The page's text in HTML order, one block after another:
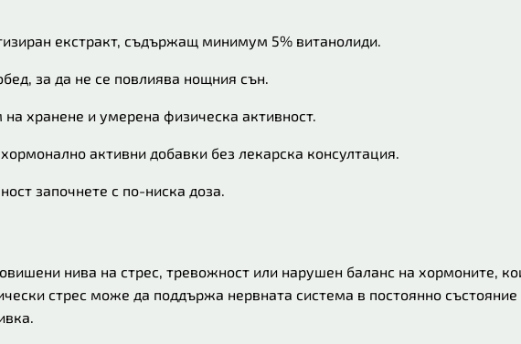
екстракт, съдържащ минимум 5% витанолиди.
за да не се повлиява нощния сън.
хранене и умерена физическа активност.
активни добавки без лекарска консултация.
започнете с по-ниска доза.
нива на стрес, тревожност или нарушен баланс на хормоните,
стрес може да поддържа нервната система в постоянно